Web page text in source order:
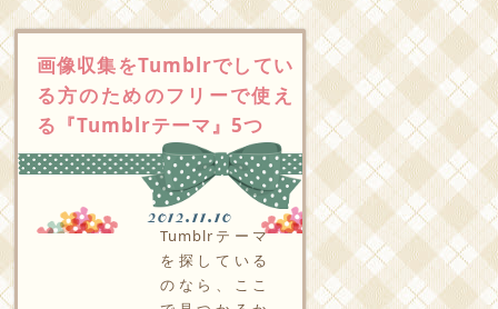
画像収集をTumblrでしてい
る方のためのフリーで使え
る『Tumblrテーマ』5つ
2012.11.10
Tumblrテーマ
を探している
のなら、ここ